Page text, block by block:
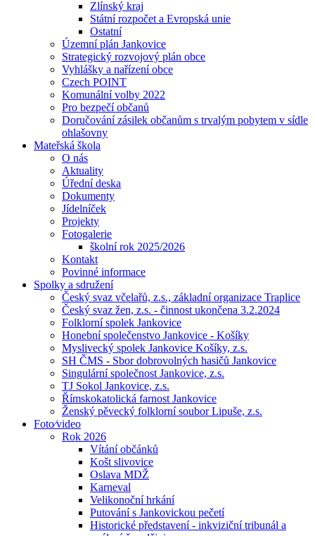
Zlínský kraj
Státní rozpočet a Evropská unie
Ostatní
Územní plán Jankovice
Strategický rozvojový plán obce
Vyhlášky a nařízení obce
Czech POINT
Komunální volby 2022
Pro bezpečí občanů
Doručování zásilek občanům s trvalým pobytem v sídle
ohlašovny
Mateřská škola
O nás
Aktuality
Úřední deska
Dokumenty
Jídelníček
Projekty
Fotogalerie
školní rok 2025/2026
Kontakt
Povinné informace
Spolky a sdružení
Český svaz včelařů, z.s., základní organizace Traplice
Český svaz žen, z.s. - činnost ukončena 3.2.2024
Folklorní spolek Jankovice
Honební společenstvo Jankovice - Košíky
Myslivecký spolek Jankovice Košíky, z.s.
SH ČMS - Sbor dobrovolných hasičů Jankovice
Singulární společnost Jankovice, z.s.
TJ Sokol Jankovice, z.s.
Římskokatolická farnost Jankovice
Ženský pěvecký folklorní soubor Lipuše, z.s.
Foto⁄video
Rok 2026
Vítání občánků
Košt slivovice
Oslava MDŽ
Karneval
Velikonoční hrkání
Putování s Jankovickou pečetí
Historické představení - inkviziční tribunál a